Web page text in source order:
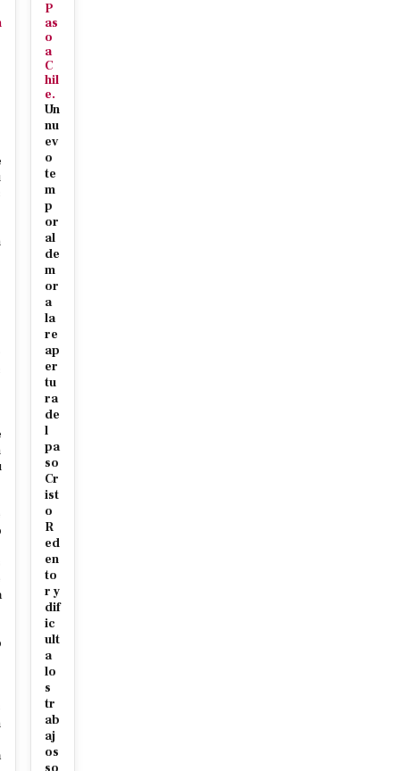
P
as
o
a
C
hil
e.
Un
nu
ev
o
te
m
p
or
al
de
m
or
a
la
re
ap
er
tu
ra
de
l
pa
so
Cr
ist
o
R
ed
en
to
r y
dif
ic
ult
a
lo
s
tr
ab
aj
os